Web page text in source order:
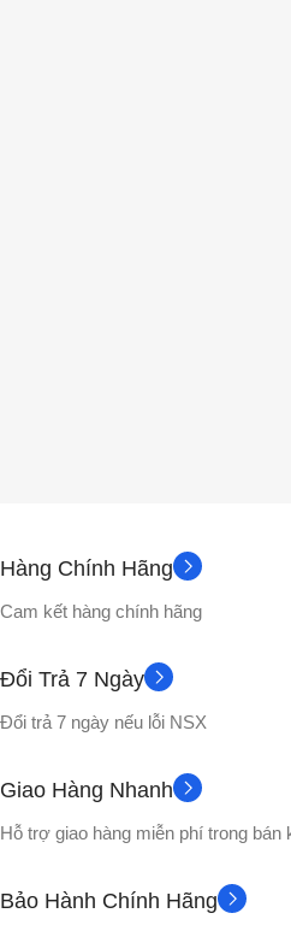
Hàng Chính Hãng
Cam kết hàng chính hãng
Đổi Trả 7 Ngày
Đổi trả 7 ngày nếu lỗi NSX
Giao Hàng Nhanh
Hỗ trợ giao hàng miễn phí trong bán
Bảo Hành Chính Hãng